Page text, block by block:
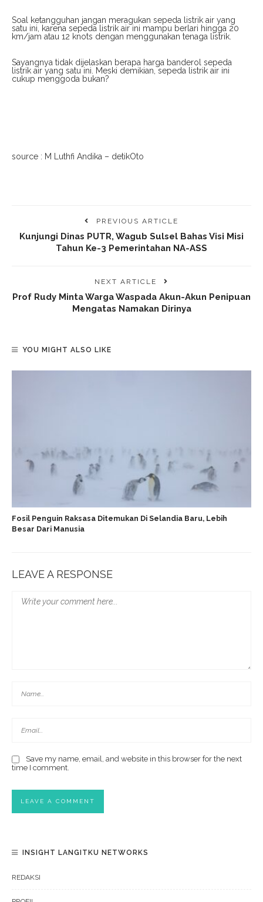
Soal ketangguhan jangan meragukan sepeda listrik air yang
satu ini, karena sepeda listrik air ini mampu berlari hingga 20
km/jam atau 12 knots dengan menggunakan tenaga listrik.
Sayangnya tidak dijelaskan berapa harga banderol sepeda
listrik air yang satu ini. Meski demikian, sepeda listrik air ini
cukup menggoda bukan?
source : M Luthfi Andika – detikOto
PREVIOUS ARTICLE
Kunjungi Dinas PUTR, Wagub Sulsel Bahas Visi Misi
Tahun Ke-3 Pemerintahan NA-ASS
NEXT ARTICLE
Prof Rudy Minta Warga Waspada Akun-Akun Penipuan
Mengatas Namakan Dirinya
YOU MIGHT ALSO LIKE
Fosil Penguin Raksasa Ditemukan Di Selandia Baru, Lebih
Besar Dari Manusia
LEAVE A RESPONSE
Save my name, email, and website in this browser for the next
time I comment.
INSIGHT LANGITKU NETWORKS
REDAKSI